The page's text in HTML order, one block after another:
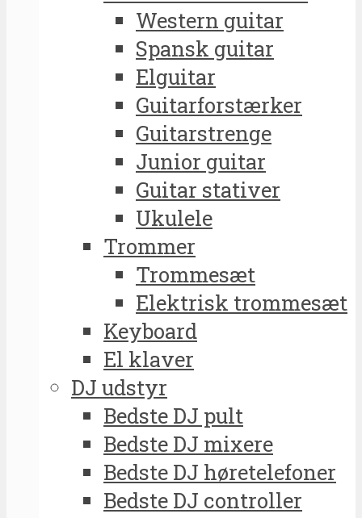
Western guitar
Spansk guitar
Elguitar
Guitarforstærker
Guitarstrenge
Junior guitar
Guitar stativer
Ukulele
Trommer
Trommesæt
Elektrisk trommesæt
Keyboard
El klaver
DJ udstyr
Bedste DJ pult
Bedste DJ mixere
Bedste DJ høretelefoner
Bedste DJ controller